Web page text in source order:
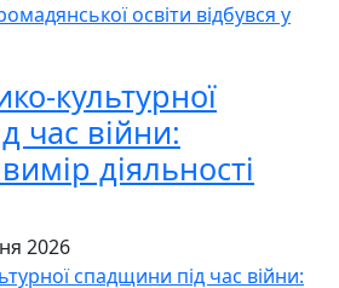
освіти відбувся у
культурної
час війни:
діяльності
2026
спадщини під час війни: